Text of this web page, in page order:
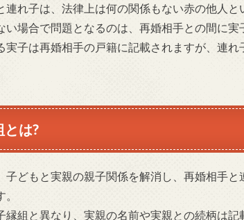
連れ子は、法律上は何の関係もない赤の他人と
い場合で問題となるのは、再婚相手との間に実
実子は再婚相手の戸籍に記載されますが、連れ
は?
子どもと実親の親子関係を解消し、再婚相手
縁組と異なり、実親の名前や実親との続柄は